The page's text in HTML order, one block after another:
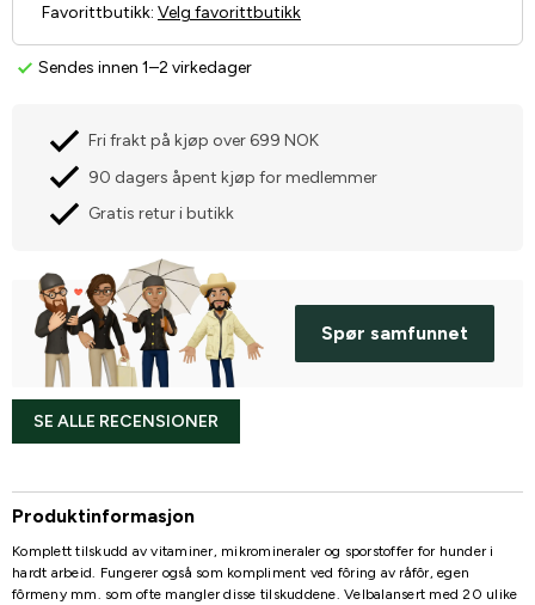
Sendes innen 1–2 virkedager
Favorittbutikk: Velg favorittbutikk
Fri frakt på kjøp over 699 NOK
90 dagers åpent kjøp for medlemmer
Gratis retur i butikk
Spør samfunnet
SE ALLE RECENSIONER
Produktinformasjon
Komplett tilskudd av vitaminer, mikromineraler og sporstoffer for hunder i
hardt arbeid. Fungerer også som kompliment ved fôring av råfôr, egen
fôrmeny mm. som ofte mangler disse tilskuddene. Velbalansert med 20 ulike